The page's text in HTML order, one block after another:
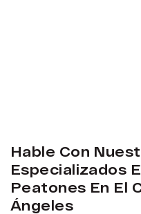
Hable Con
Especializados
Peatones En El
Ángeles